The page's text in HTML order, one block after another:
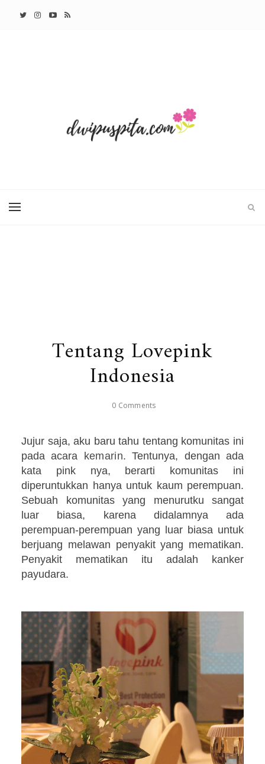
Tentang Lovepink
Indonesia
0 Comments
Jujur saja, aku baru tahu tentang komunitas ini
pada acara kemarin. Tentunya, dengan ada
kata pink nya, berarti komunitas ini
diperuntukkan hanya untuk kaum perempuan.
Sebuah komunitas yang menurutku sangat
luar biasa, karena didalamnya ada
perempuan-perempuan yang luar biasa untuk
berjuang melawan penyakit yang mematikan.
Penyakit mematikan itu adalah kanker
payudara.